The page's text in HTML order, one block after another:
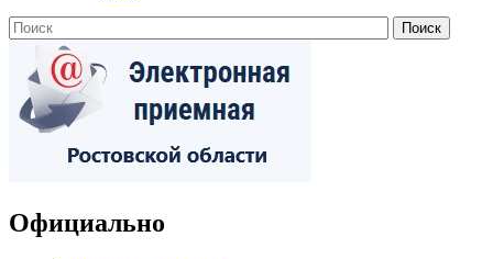
Официально